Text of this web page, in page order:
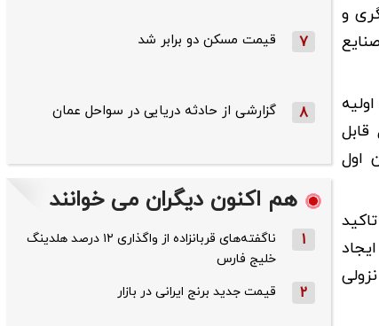
و
اول
7 قیمت مسکن دو برابر شد
8 گزارشی از حادثه دریایی در سواحل عمان
هم اکنون دیگران می خوانند
1
ناگفته‌های قربانزاده از واگذاری ۱۲ درصد هلدینگ
خلیج فارس
2 قیمت جدید برنج ایرانی در بازار